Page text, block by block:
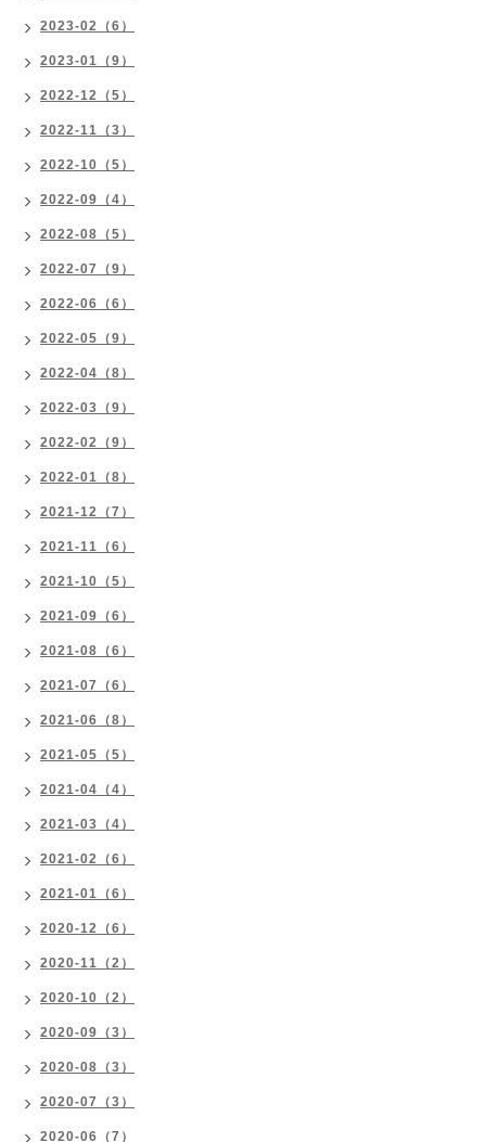
2023-02（6）
2023-01（9）
2022-12（5）
2022-11（3）
2022-10（5）
2022-09（4）
2022-08（5）
2022-07（9）
2022-06（6）
2022-05（9）
2022-04（8）
2022-03（9）
2022-02（9）
2022-01（8）
2021-12（7）
2021-11（6）
2021-10（5）
2021-09（6）
2021-08（6）
2021-07（6）
2021-06（8）
2021-05（5）
2021-04（4）
2021-03（4）
2021-02（6）
2021-01（6）
2020-12（6）
2020-11（2）
2020-10（2）
2020-09（3）
2020-08（3）
2020-07（3）
2020-06（7）